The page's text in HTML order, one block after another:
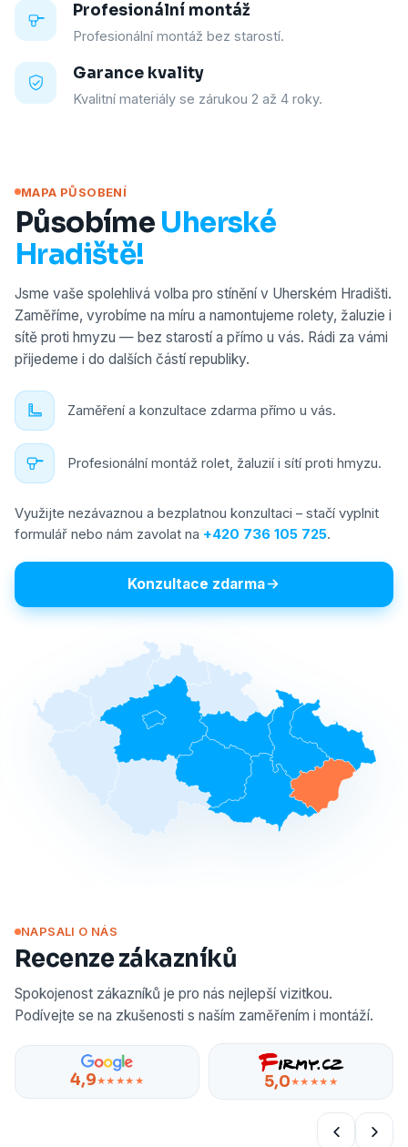
Profesionální montáž
Profesionální montáž bez starostí.
Garance kvality
Kvalitní materiály se zárukou 2 až 4 roky.
MAPA PŮSOBENÍ
Působíme Uherské
Hradiště!
Jsme vaše spolehlivá volba pro stínění v Uherském Hradišti.
Zaměříme, vyrobíme na míru a namontujeme rolety, žaluzie i
sítě proti hmyzu — bez starostí a přímo u vás. Rádi za vámi
přijedeme i do dalších částí republiky.
Zaměření a konzultace zdarma přímo u vás.
Profesionální montáž rolet, žaluzií i sítí proti hmyzu.
Využijte nezávaznou a bezplatnou konzultaci – stačí vyplnit
formulář nebo nám zavolat na +420 736 105 725.
Konzultace zdarma
NAPSALI O NÁS
Recenze zákazníků
Spokojenost zákazníků je pro nás nejlepší vizitkou.
Podívejte se na zkušenosti s naším zaměřením i montáží.
4,9★★★★★ 5,0★★★★★